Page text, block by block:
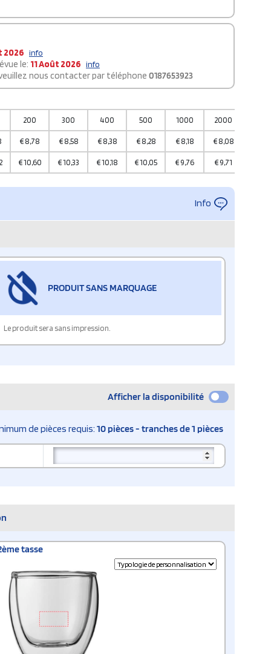
2026 info
le: 11 Août 2026 info
nous contacter par téléphone 0187653923
200 300 400 500 1000 2000
€ 8,78 € 8,58 € 8,38 € 8,28 € 8,18 € 8,08
€10,60 €10,33 €10,18 €10,05 € 9,76 € 9,71
Info
PRODUIT SANS MARQUAGE
Le produit sera sans impression.
Afficher la disponibilité
de pièces requis: 10 pièces - tranches de 1 pièces
tasse